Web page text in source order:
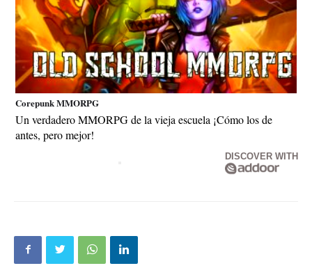
Corepunk MMORPG
Un verdadero MMORPG de la vieja escuela ¡Cómo los de
antes, pero mejor!
DISCOVER WITH